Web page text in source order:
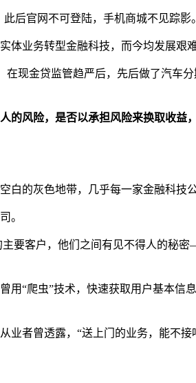
后官网不可登陆，手机商城不见踪影。
体业务转型金融科技，而今均发展艰难
现金贷监管趋严后，先后做了汽车
的风险，是否以承担风险来换取收益，
的灰色地带，几乎每一家金融科技公
。
要客户，他们之间有见不得人的秘
“爬虫”技术，快速获取用户基本信
者曾透露，“送上门的业务，能不